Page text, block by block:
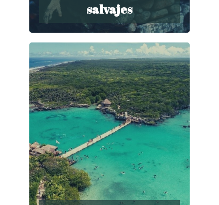
salvajes